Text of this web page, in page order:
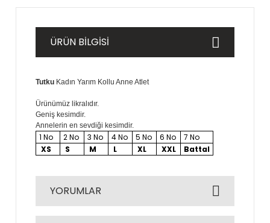
ÜRÜN BİLGİSİ
Tutku Kadın Yarım Kollu Anne Atlet
Ürünümüz likralıdır.
Geniş kesimdir.
Annelerin en sevdiği kesimdir.
1 No 2 No 3 No 4 No 5 No 6 No
7 No
XS
S M L XL XXL Battal
YORUMLAR